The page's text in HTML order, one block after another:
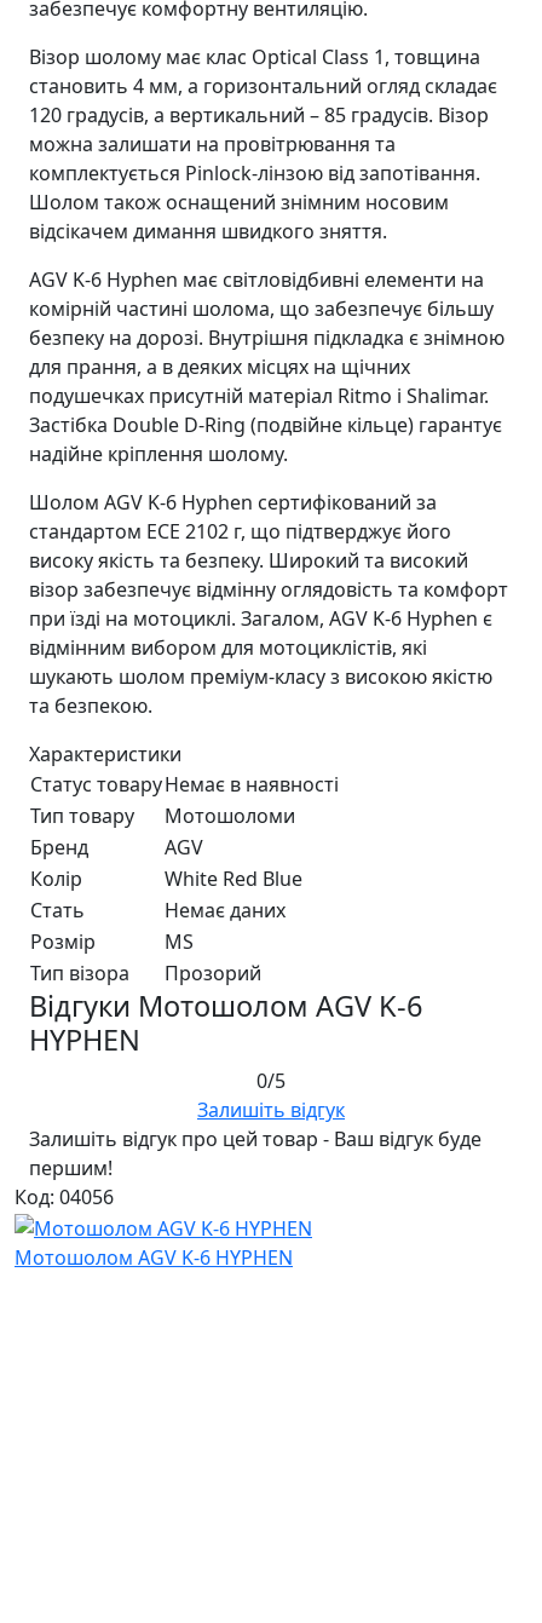
забезпечує комфортну вентиляцію.
Візор шолому має клас Optical Class 1, товщина
становить 4 мм, а горизонтальний огляд складає
120 градусів, а вертикальний – 85 градусів. Візор
можна залишати на провітрювання та
комплектується Pinlock-лінзою від запотівання.
Шолом також оснащений знімним носовим
відсікачем димання швидкого зняття.
AGV K-6 Hyphen має світловідбивні елементи на
комірній частині шолома, що забезпечує більшу
безпеку на дорозі. Внутрішня підкладка є знімною
для прання, а в деяких місцях на щічних
подушечках присутній матеріал Ritmo і Shalimar.
Застібка Double D-Ring (подвійне кільце) гарантує
надійне кріплення шолому.
Шолом AGV K-6 Hyphen сертифікований за
стандартом ECE 2102 г, що підтверджує його
високу якість та безпеку. Широкий та високий
візор забезпечує відмінну оглядовість та комфорт
при їзді на мотоциклі. Загалом, AGV K-6 Hyphen є
відмінним вибором для мотоциклістів, які
шукають шолом преміум-класу з високою якістю
та безпекою.
Характеристики
Статус товаруНемає в наявності
Тип товару
Мотошоломи
Бренд
AGV
Колір
White Red Blue
Стать
Немає даних
Розмір
MS
Тип візора
Прозорий
Відгуки Мотошолом AGV K-6
HYPHEN
0/5
Залишіть відгук
Залишіть відгук про цей товар - Ваш відгук буде
першим!
Код: 04056
Мотошолом AGV K-6 HYPHEN